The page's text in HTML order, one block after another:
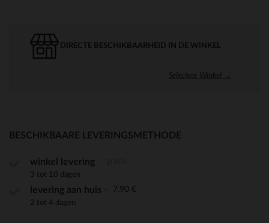
DIRECTE BESCHIKBAARHEID IN DE WINKEL
Selecteer Winkel →
BESCHIKBAARE LEVERINGSMETHODE
winkel levering
3 tot 10 dagen
levering aan huis 7,90 €
2 tot 4 dagen